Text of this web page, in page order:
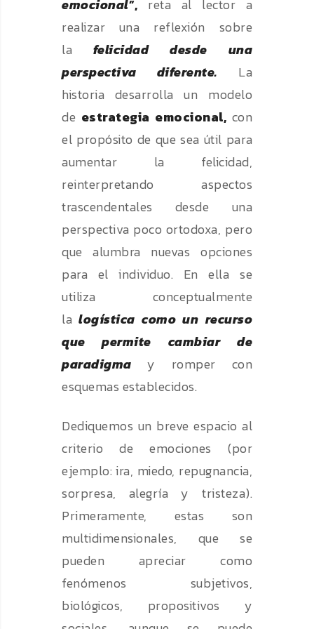
emocional”, reta al lector a
realizar una reflexión sobre
la felicidad desde una
perspectiva diferente. La
historia desarrolla un modelo
de estrategia emocional, con
el propósito de que sea útil para
aumentar la felicidad,
reinterpretando aspectos
trascendentales desde una
perspectiva poco ortodoxa, pero
que alumbra nuevas opciones
para el individuo. En ella se
utiliza conceptualmente
lalogística como un recurso
que permite cambiar de
paradigmay romper con
esquemas establecidos.
Dediquemos un breve espacio al
criterio de emociones (por
ejemplo: ira, miedo, repugnancia,
sorpresa, alegría y tristeza).
Primeramente, estas son
multidimensionales, que se
pueden apreciar como
fenómenos subjetivos,
biológicos, propositivos y